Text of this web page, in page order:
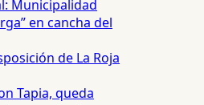
Municipalidad
en cancha del
de La Roja
Tapia, queda